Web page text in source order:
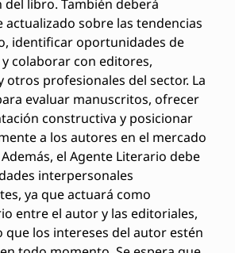
libro. También deberá
actualizado sobre las tendencias
identificar oportunidades de
colaborar con editores,
otros profesionales del sector. La
evaluar manuscritos, ofrecer
constructiva y posicionar
a los autores en el mercado
el Agente Literario debe
interpersonales
ya que actuará como
entre el autor y las editoriales,
que los intereses del autor estén